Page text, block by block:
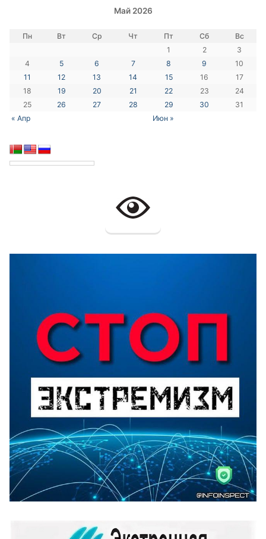
Май 2026
Пн Вт Ср Чт Пт Сб Вс
« Апр Июн »
1 2
3
4
5 6 7 8 9
10
11
12 13 14 15 16
17
18
19 20 21 22 23
24
25
26 27 28 29 30 31